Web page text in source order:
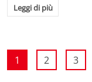
Leggi di più
1 2 3